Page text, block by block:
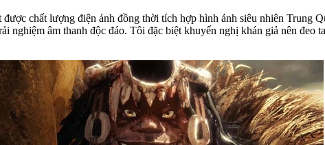
chất lượng điện ảnh đồng thời tích hợp hình ảnh siêu nhiên Trung
nghiệm âm thanh độc đáo. Tôi đặc biệt khuyến nghị khán giả nên đeo